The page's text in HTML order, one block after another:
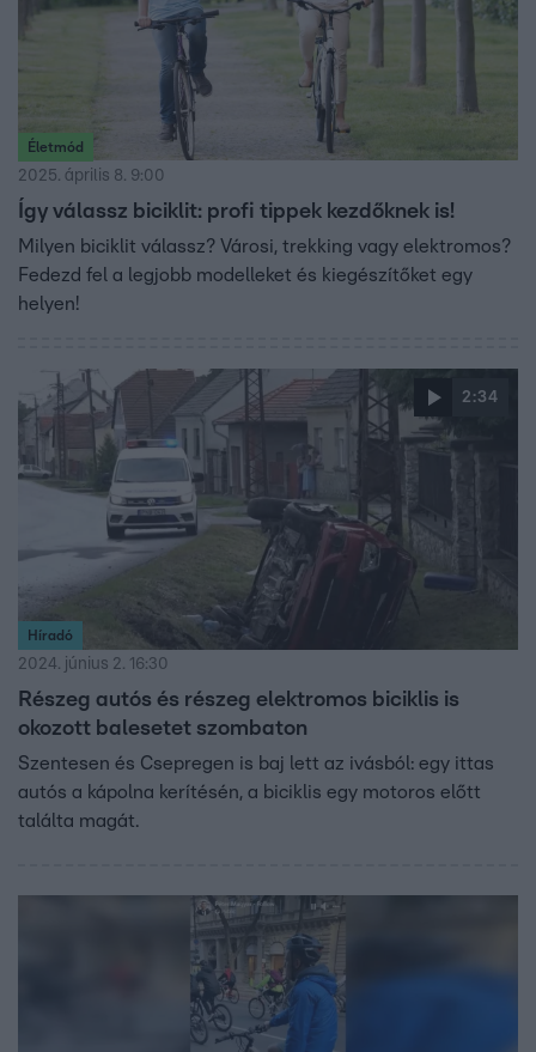
Életmód
2025. április 8. 9:00
Így válassz biciklit: profi tippek kezdőknek is!
Milyen biciklit válassz? Városi, trekking vagy elektromos?
Fedezd fel a legjobb modelleket és kiegészítőket egy
helyen!
2:34
Híradó
2024. június 2. 16:30
Részeg autós és részeg elektromos biciklis is
okozott balesetet szombaton
Szentesen és Csepregen is baj lett az ivásból: egy ittas
autós a kápolna kerítésén, a biciklis egy motoros előtt
találta magát.